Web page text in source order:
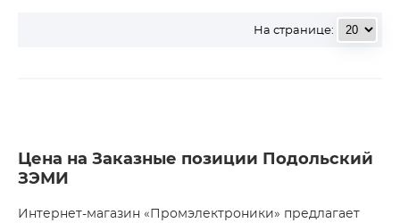
На странице:
Цена на Заказные позиции Подольский
ЗЭМИ
Интернет-магазин «Промэлектроники» предлагает